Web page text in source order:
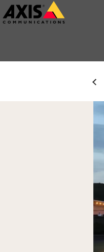
Pular
para